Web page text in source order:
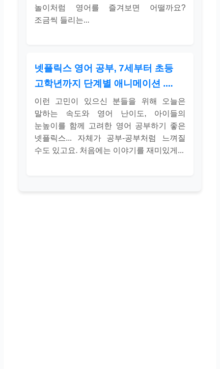
놀이처럼 영어를 즐겨보면 어떨까요?
조금씩 들리는...
넷플릭스 영어 공부, 7세부터 초등
고학년까지 단계별 애니메이션 ....
이런 고민이 있으신 분들을 위해 오늘은
말하는 속도와 영어 난이도, 아이들의
눈높이를 함께 고려한 영어 공부하기 좋은
넷플릭스... 자체가 공부-공부처럼 느껴질
수도 있고요. 처음에는 이야기를 재미있게...